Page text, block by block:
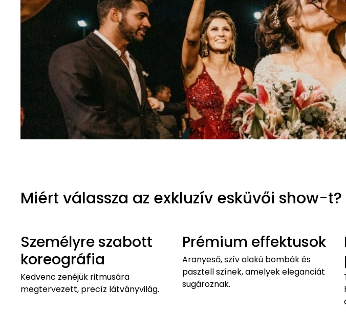
Miért válassza az exkluzív esküvői show-t?
Személyre szabott
koreográfia
Kedvenc zenéjük ritmusára
megtervezett, precíz látványvilág.
Prémium effektusok
Aranyeső, szív alakú bombák és
pasztell színek, amelyek eleganciát
sugároznak.